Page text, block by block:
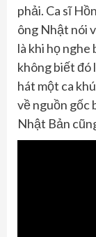
phải. Ca sĩ
ông Nhật nói
là khi họ nghe
không biết đó
hát một ca
về nguồn gốc
Nhật Bản